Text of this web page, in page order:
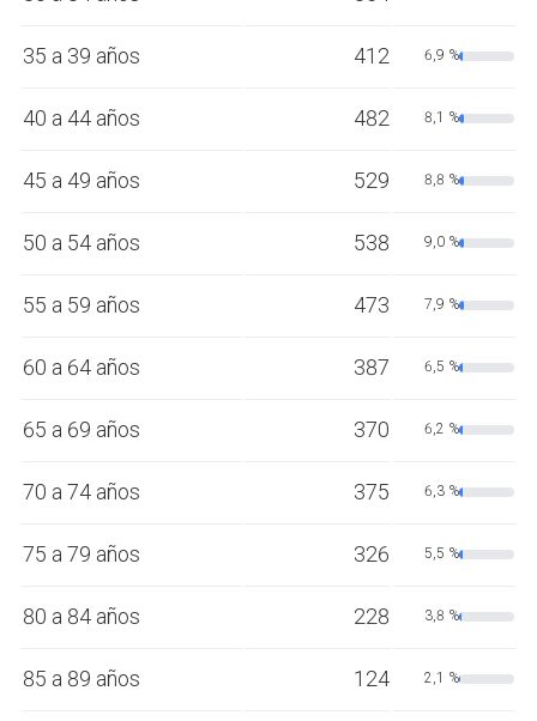
35 a 39 años 412 6,9 %
40 a 44 años 482 8,1 %
45 a 49 años 529 8,8 %
50 a 54 años 538 9,0 %
55 a 59 años 473 7,9 %
60 a 64 años 387 6,5 %
65 a 69 años 370 6,2 %
70 a 74 años 375 6,3 %
75 a 79 años 326 5,5 %
80 a 84 años 228 3,8 %
85 a 89 años 124 2,1 %